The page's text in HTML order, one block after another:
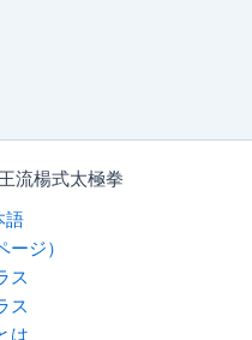
流楊式太極拳
語
ジ）
ス
ス
は